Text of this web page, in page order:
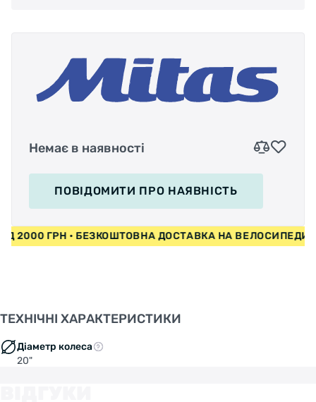
Немає в наявності
ПОВІДОМИТИ ПРО НАЯВНІСТЬ
2000 ГРН • БЕЗКОШТОВНА ДОСТАВКА НА
ТЕХНІЧНІ ХАРАКТЕРИСТИКИ
Діаметр колеса
20"